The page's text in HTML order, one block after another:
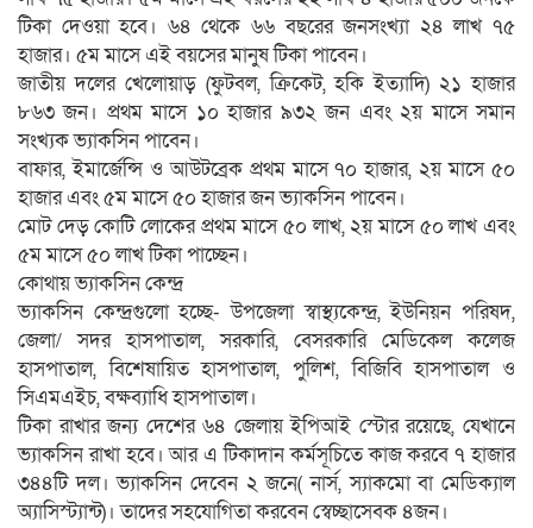
টিকা দেওয়া হবে। ৬৪ থেকে ৬৬ বছরের জনসংখ্যা ২৪ লাখ ৭৫
হাজার। ৫ম মাসে এই বয়সের মানুষ টিকা পাবেন।
জাতীয় দলের খেলোয়াড় (ফুটবল, ক্রিকেট, হকি ইত্যাদি) ২১ হাজার
৮৬৩ জন। প্রথম মাসে ১০ হাজার ৯৩২ জন এবং ২য় মাসে সমান
সংখ্যক ভ্যাকসিন পাবেন।
বাফার, ইমার্জেন্সি ও আউটব্রেক প্রথম মাসে ৭০ হাজার, ২য় মাসে ৫০
হাজার এবং ৫ম মাসে ৫০ হাজার জন ভ্যাকসিন পাবেন।
মোট দেড় কোটি লোকের প্রথম মাসে ৫০ লাখ, ২য় মাসে ৫০ লাখ এবং
৫ম মাসে ৫০ লাখ টিকা পাচ্ছেন।
কোথায় ভ্যাকসিন কেন্দ্র
ভ্যাকসিন কেন্দ্রগুলো হচ্ছে- উপজেলা স্বাস্থ্যকেন্দ্র, ইউনিয়ন পরিষদ,
জেলা/ সদর হাসপাতাল, সরকারি, বেসরকারি মেডিকেল কলেজ
হাসপাতাল, বিশেষায়িত হাসপাতাল, পুলিশ, বিজিবি হাসপাতাল ও
সিএমএইচ, বক্ষব্যাধি হাসপাতাল।
টিকা রাখার জন্য দেশের ৬৪ জেলায় ইপিআই স্টোর রয়েছে, যেখানে
ভ্যাকসিন রাখা হবে। আর এ টিকাদান কর্মসূচিতে কাজ করবে ৭ হাজার
৩৪৪টি দল। ভ্যাকসিন দেবেন ২ জনে( নার্স, স্যাকমো বা মেডিক্যাল
অ্যাসিস্ট্যান্ট)। তাদের সহযোগিতা করবেন স্বেচ্ছাসেবক ৪জন।